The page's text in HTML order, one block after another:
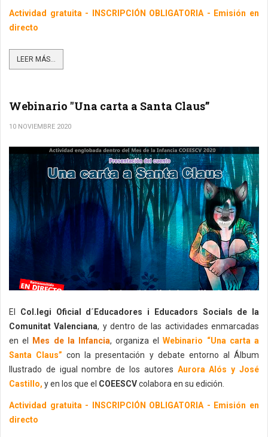
Actividad gratuita - INSCRIPCIÓN OBLIGATORIA - Emisión en
directo
LEER MÁS...
Webinario "Una carta a Santa Claus”
10 NOVIEMBRE 2020
El Col.legi Oficial d´Educadores i Educadors Socials de la
Comunitat Valenciana, y dentro de las actividades enmarcadas
en el
Mes de la Infancia, organiza elWebinario “Una carta a
Santa Claus” con la presentación y debate entorno al Álbum
Ilustrado de igual nombre de los autores Aurora Alós y José
Castillo, y en los que el COEESCVcolabora en su edición.
Actividad gratuita - INSCRIPCIÓN OBLIGATORIA - Emisión en
directo